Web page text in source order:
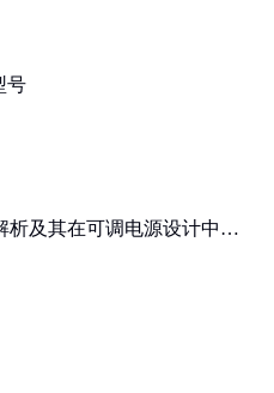
号
析及其在可调电源设计中的